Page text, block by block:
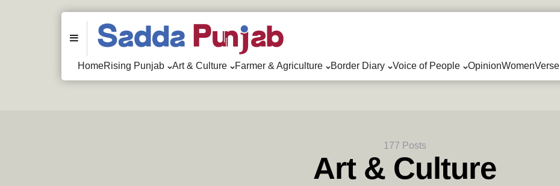
Menu
HomeRising Punjab Art & Culture Farmer & Agriculture Border Diary Voice of People OpinionWomenVerse
177 Posts
Art & Culture